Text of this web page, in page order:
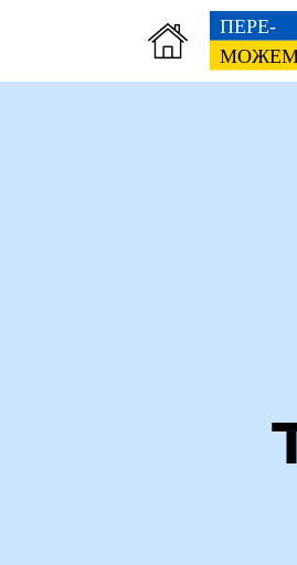
Виконавчий